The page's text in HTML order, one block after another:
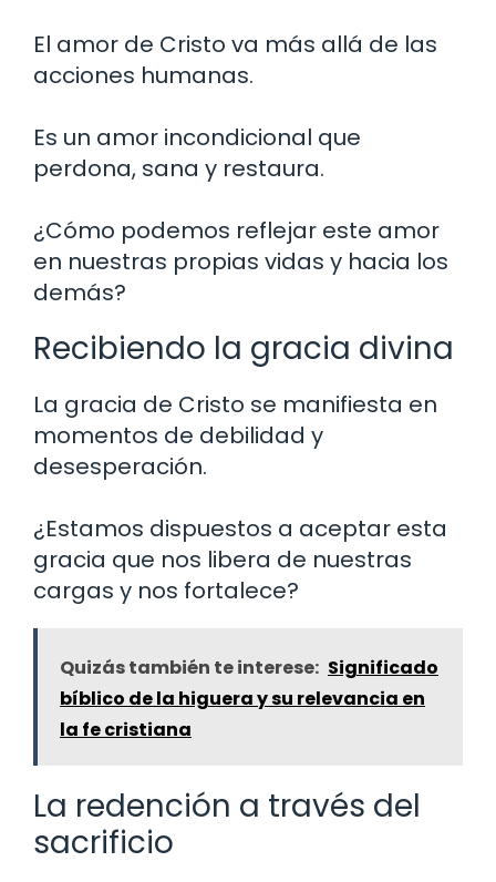
El amor de Cristo va más allá de las
acciones humanas.
Es un amor incondicional que
perdona, sana y restaura.
¿Cómo podemos reflejar este amor
en nuestras propias vidas y hacia los
demás?
Recibiendo la gracia divina
La gracia de Cristo se manifiesta en
momentos de debilidad y
desesperación.
¿Estamos dispuestos a aceptar esta
gracia que nos libera de nuestras
cargas y nos fortalece?
Quizás también te interese: Significado
bíblico de la higuera y su relevancia en
la fe cristiana
La redención a través del
sacrificio